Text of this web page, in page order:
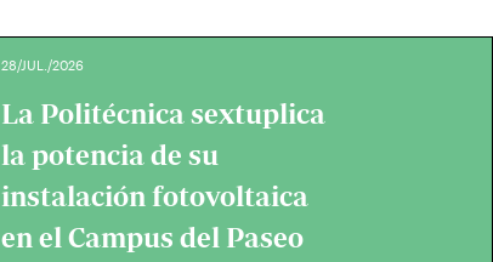
28/JUL./2026
La Politécnica sextuplica
la potencia de su
instalación fotovoltaica
en el Campus del Paseo